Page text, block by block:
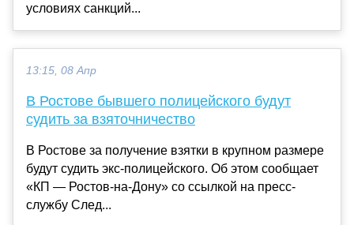
условиях санкций...
13:15, 08 Апр
В Ростове бывшего полицейского будут
судить за взяточничество
В Ростове за получение взятки в крупном размере
будут судить экс-полицейского. Об этом сообщает
«КП — Ростов-на-Дону» со ссылкой на пресс-
службу След...